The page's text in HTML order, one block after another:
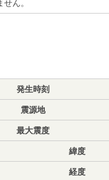
ん。
発生時刻
震源地
最大震度
緯度
経度